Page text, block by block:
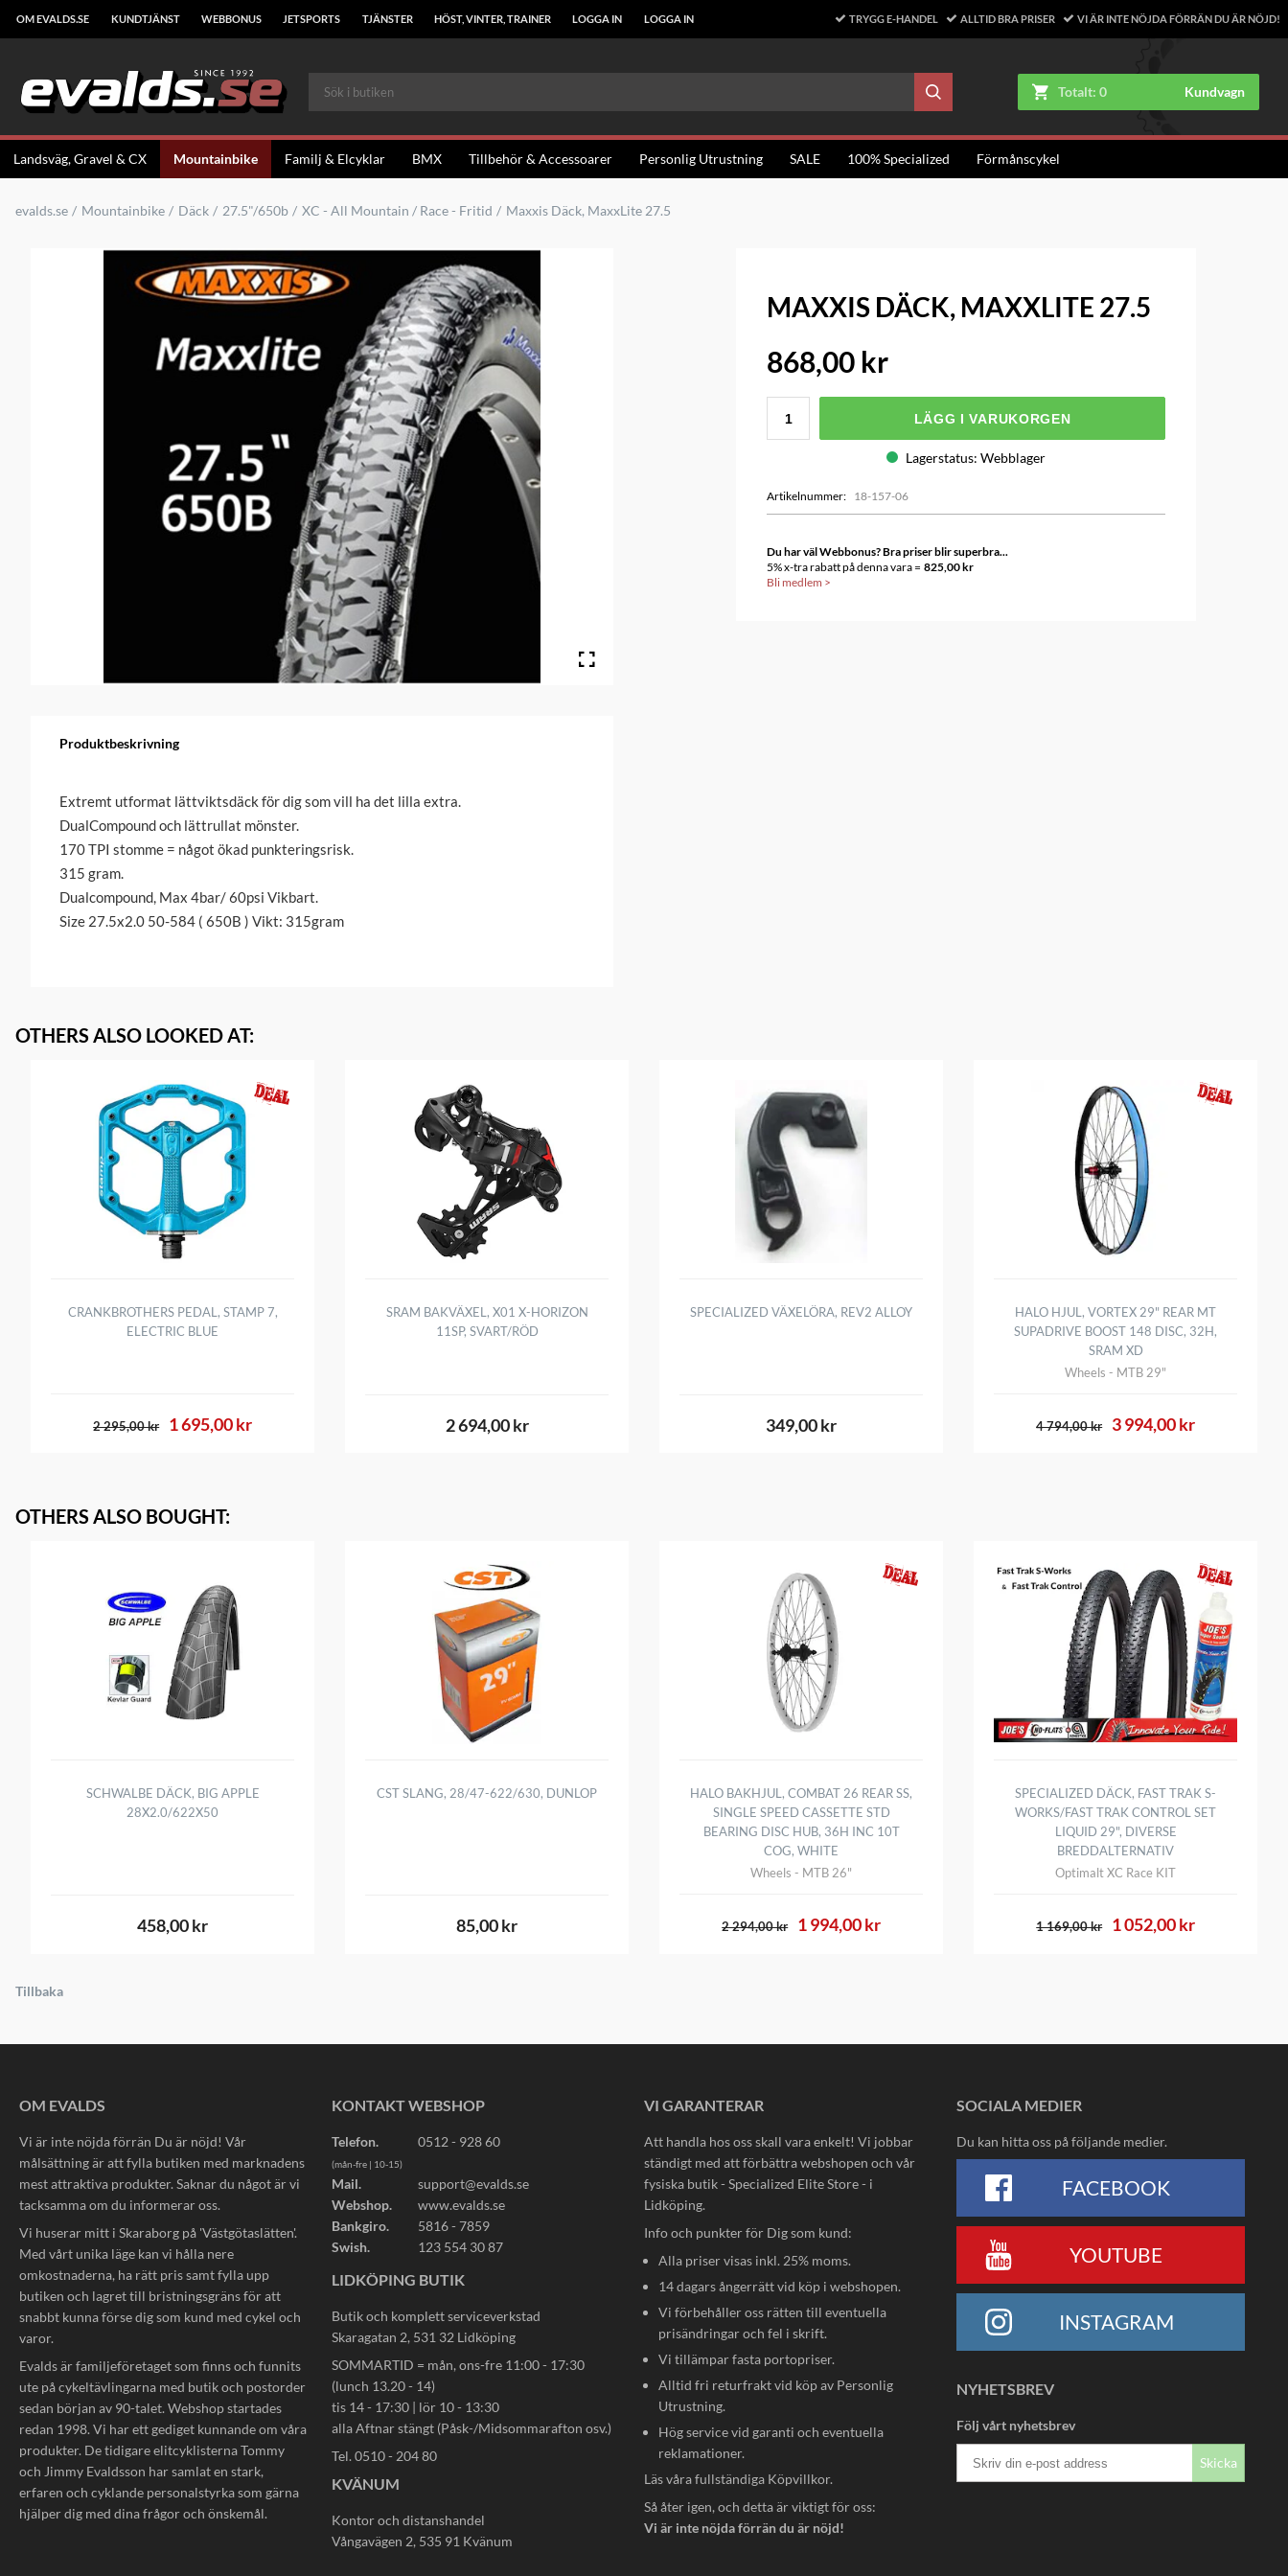
OM EVALDS.SE KUNDTJÄNST WEBBONUS JETSPORTS TJÄNSTER HÖST, VINTER, TRAINER LOGGA IN LOGGA IN TRYGG E-HANDEL ALLTID BRA PRISER VI ÄR INTE NÖJDA FÖRRÄN DU ÄR NÖJD!
Totalt: 0 Kundvagn
Landsväg, Gravel & CX Mountainbike Familj & Elcyklar BMX Tillbehör & Accessoarer Personlig Utrustning SALE 100% Specialized Förmånscykel
evalds.se Mountainbike Däck 27.5"/650b XC - All Mountain / Race - Fritid Maxxis Däck, MaxxLite 27.5
Produktbeskrivning
Extremt utformat lättviktsdäck för dig som vill ha det lilla extra.
DualCompound och lättrullat mönster.
170 TPI stomme = något ökad punkteringsrisk.
315 gram.
Dualcompound, Max 4bar/ 60psi Vikbart.
Size 27.5x2.0 50-584 ( 650B ) Vikt: 315gram
MAXXIS DÄCK, MAXXLITE 27.5
868,00 kr
LÄGG I VARUKORGEN
Lagerstatus: Webblager
Artikelnummer: 18-157-06
Du har väl Webbonus? Bra priser blir superbra...
5% x-tra rabatt på denna vara = 825,00 kr
Bli medlem >
OTHERS ALSO LOOKED AT:
CRANKBROTHERS PEDAL, STAMP 7,
ELECTRIC BLUE
1 695,00 kr
2 295,00 kr
SRAM BAKVÄXEL, X01 X-HORIZON
11SP, SVART/RÖD
2 694,00 kr
SPECIALIZED VÄXELÖRA, REV2 ALLOY
349,00 kr
HALO HJUL, VORTEX 29" REAR MT
SUPADRIVE BOOST 148 DISC, 32H,
SRAM XD
Wheels - MTB 29"
3 994,00 kr
4 794,00 kr
OTHERS ALSO BOUGHT:
SCHWALBE DÄCK, BIG APPLE
28X2.0/622X50
458,00 kr
CST SLANG, 28/47-622/630, DUNLOP
85,00 kr
HALO BAKHJUL, COMBAT 26 REAR SS,
SINGLE SPEED CASSETTE STD
BEARING DISC HUB, 36H INC 10T
COG, WHITE
Wheels - MTB 26"
1 994,00 kr
2 294,00 kr
SPECIALIZED DÄCK, FAST TRAK S-
WORKS/FAST TRAK CONTROL SET
LIQUID 29", DIVERSE
BREDDALTERNATIV
Optimalt XC Race KIT
1 052,00 kr
1 169,00 kr
Tillbaka
OM EVALDS
Vi är inte nöjda förrän Du är nöjd! Vår
målsättning är att fylla butiken med marknadens
mest attraktiva produkter. Saknar du något är vi
tacksamma om du informerar oss.
Vi huserar mitt i Skaraborg på 'Västgötaslätten'.
Med vårt unika läge kan vi hålla nere
omkostnaderna, ha rätt pris samt fylla upp
butiken och lagret till bristningsgräns för att
snabbt kunna förse dig som kund med cykel och
varor.
Evalds är familjeföretaget som finns och funnits
ute på cykeltävlingarna med butik och postorder
sedan början av 90-talet. Webshop startades
redan 1998. Vi har ett gediget kunnande om våra
produkter. De tidigare elitcyklisterna Tommy
och Jimmy Evaldsson har samlat en stark,
erfaren och cyklande personalstyrka som gärna
hjälper dig med dina frågor och önskemål.
KONTAKT WEBSHOP
Telefon. 0512 - 928 60
(mån-fre | 10-15)
Mail.
support@evalds.se
Webshop.
www.evalds.se
Bankgiro.
5816 - 7859
Swish.
123 554 30 87
LIDKÖPING BUTIK
Butik och komplett serviceverkstad
Skaragatan 2, 531 32 Lidköping
SOMMARTID = mån, ons-fre 11:00 - 17:30
(lunch 13.20 - 14)
tis 14 - 17:30 | lör 10 - 13:30
alla Aftnar stängt (Påsk-/Midsommarafton osv.)
Tel. 0510 - 204 80
KVÄNUM
Kontor och distanshandel
Vångavägen 2, 535 91 Kvänum
VI GARANTERAR
Att handla hos oss skall vara enkelt! Vi jobbar
ständigt med att förbättra webshopen och vår
fysiska butik - Specialized Elite Store - i
Lidköping.
Info och punkter för Dig som kund:
Alla priser visas inkl. 25% moms.
14 dagars ångerrätt vid köp i webshopen.
Vi förbehåller oss rätten till eventuella
prisändringar och fel i skrift.
Vi tillämpar fasta portopriser.
Alltid fri returfrakt vid köp av Personlig
Utrustning.
Hög service vid garanti och eventuella
reklamationer.
Läs våra fullständiga Köpvillkor.
Så åter igen, och detta är viktigt för oss:
Vi är inte nöjda förrän du är nöjd!
SOCIALA MEDIER
Du kan hitta oss på följande medier.
FACEBOOK
YOUTUBE
INSTAGRAM
NYHETSBREV
Följ vårt nyhetsbrev
Skicka